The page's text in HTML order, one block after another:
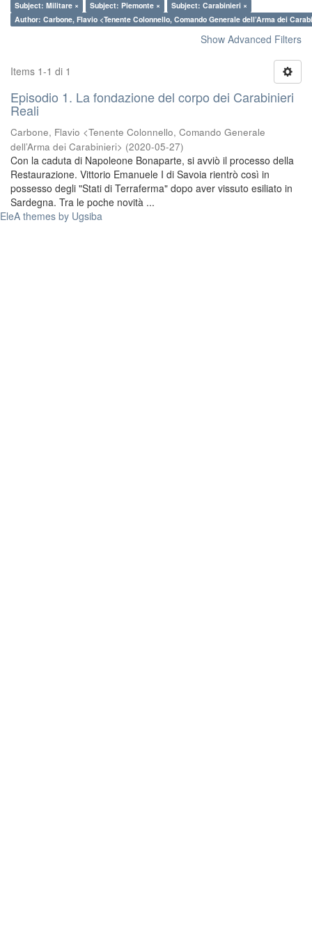
Subject: Militare ×
Subject: Piemonte ×
Subject: Carabinieri ×
Author: Carbone, Flavio <Tenente Colonnello, Comando Generale dell’Arma dei
Show Advanced Filters
Items 1-1 di 1
Episodio 1. La fondazione del corpo dei Carabinieri
Reali
Carbone, Flavio <Tenente Colonnello, Comando Generale
dell’Arma dei Carabinieri> (2020-05-27)
Con la caduta di Napoleone Bonaparte, si avviò il processo della
Restaurazione. Vittorio Emanuele I di Savoia rientrò così in
possesso degli "Stati di Terraferma" dopo aver vissuto esiliato in
Sardegna. Tra le poche novità ...
EleA themes by Ugsiba